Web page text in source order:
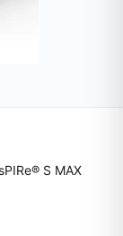
S MAX